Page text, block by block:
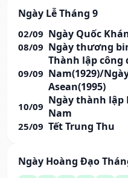
Ngày Lễ Tháng 9
02/09 Ngày Quốc
08/09 Ngày thương
09/09
Thành lập công
Nam(1929)/
Asean(1995)
10/09 Ngày thành lập
Nam
25/09 Tết Trung Thu
Ngày Hoàng Đạo